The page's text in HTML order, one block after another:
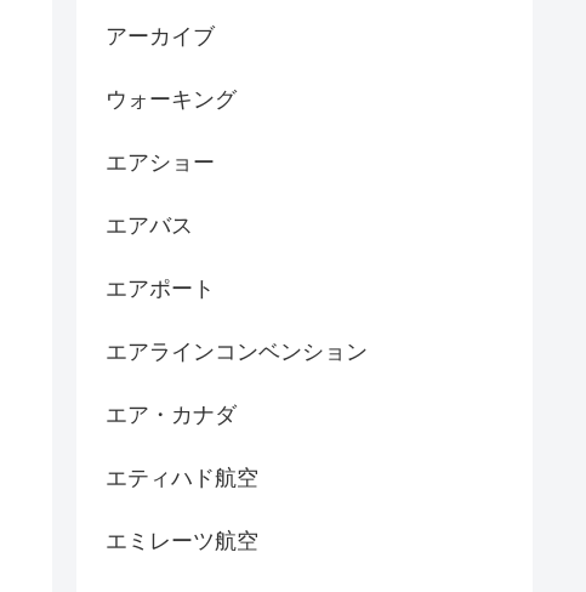
アーカイブ
ウォーキング
エアショー
エアバス
エアポート
エアラインコンベンション
エア・カナダ
エティハド航空
エミレーツ航空